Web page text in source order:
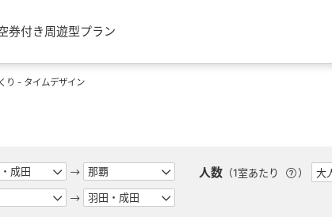
券付き周遊型プラン
り - タイムデザイン
人数 （1室あたり ）